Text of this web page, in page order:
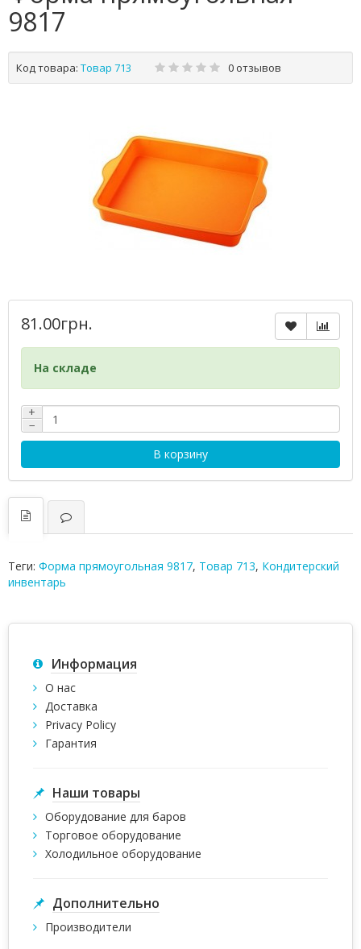
9817
Код товара: Товар 713 0 отзывов
81.00грн.
На складе
+
−
В корзину
Теги: Форма пpямоугольная 9817, Товар 713, Кондитерский
инвентарь
Информация
О нас
Доставка
Privacy Policy
Гарантия
Наши товары
Оборудование для баров
Торговое оборудование
Холодильное оборудование
Дополнительно
Производители